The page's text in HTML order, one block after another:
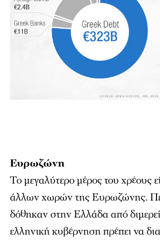
Ευρωζώνη
Το μεγαλύτερο μέρος του χρέους
άλλων χωρών της Ευρωζώνης.
δόθηκαν στην Ελλάδα από
ελληνική κυβέρνηση πρέπει να